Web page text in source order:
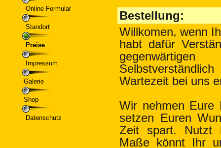
Online Formular
Standort
Preise
Impressum
Galerie
Shop
Datenschutz